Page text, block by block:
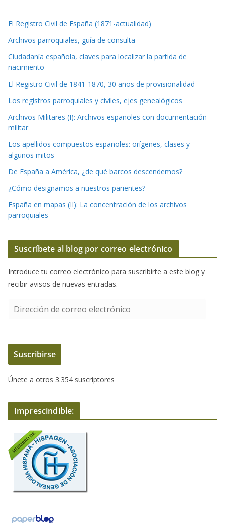
El Registro Civil de España (1871-actualidad)
Archivos parroquiales, guía de consulta
Ciudadanía española, claves para localizar la partida de
nacimiento
El Registro Civil de 1841-1870, 30 años de provisionalidad
Los registros parroquiales y civiles, ejes genealógicos
Archivos Militares (I): Archivos españoles con documentación
militar
Los apellidos compuestos españoles: orígenes, clases y
algunos mitos
De España a América, ¿de qué barcos descendemos?
¿Cómo designamos a nuestros parientes?
España en mapas (II): La concentración de los archivos
parroquiales
Suscríbete al blog por correo electrónico
Introduce tu correo electrónico para suscribirte a este blog y
recibir avisos de nuevas entradas.
e
c
i
n
d
o
Suscribirse
Únete a otros 3.354 suscriptores
Imprescindible: